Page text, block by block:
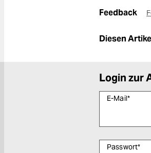
Feedback
Diesen
Login zur
E-Mail*
Passwort*